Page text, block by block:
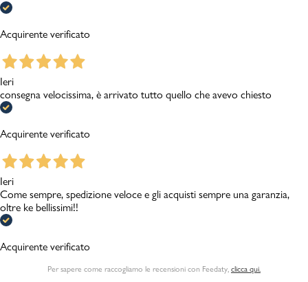
Acquirente verificato
Ieri
consegna velocissima, è arrivato tutto quello che avevo chiesto
Acquirente verificato
Ieri
Come sempre, spedizione veloce e gli acquisti sempre una garanzia,
oltre ke bellissimi!!
Acquirente verificato
Per sapere come raccogliamo le recensioni con Feedaty, clicca qui.